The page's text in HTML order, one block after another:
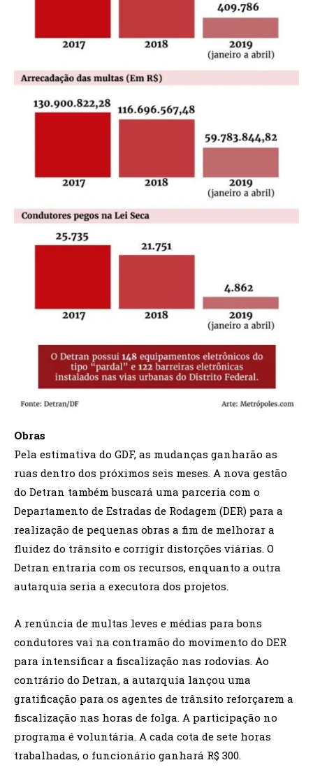
Obras
Pela estimativa do GDF, as mudanças ganharão as
ruas dentro dos próximos seis meses. A nova gestão
do Detran também buscará uma parceria com o
Departamento de Estradas de Rodagem (DER) para a
realização de pequenas obras a fim de melhorar a
fluidez do trânsito e corrigir distorções viárias. O
Detran entraria com os recursos, enquanto a outra
autarquia seria a executora dos projetos.
A renúncia de multas leves e médias para bons
condutores vai na contramão do movimento do DER
para intensificar a fiscalização nas rodovias. Ao
contrário do Detran, a autarquia lançou uma
gratificação para os agentes de trânsito reforçarem a
fiscalização nas horas de folga. A participação no
programa é voluntária. A cada cota de sete horas
trabalhadas, o funcionário ganhará R$ 300.